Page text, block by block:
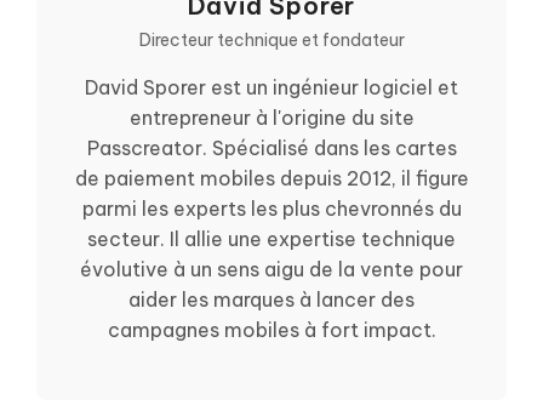
Directeur technique et fondateur
David Sporer est un ingénieur logiciel et
entrepreneur à l'origine du site
Passcreator. Spécialisé dans les cartes
de paiement mobiles depuis 2012, il figure
parmi les experts les plus chevronnés du
secteur. Il allie une expertise technique
évolutive à un sens aigu de la vente pour
aider les marques à lancer des
campagnes mobiles à fort impact.